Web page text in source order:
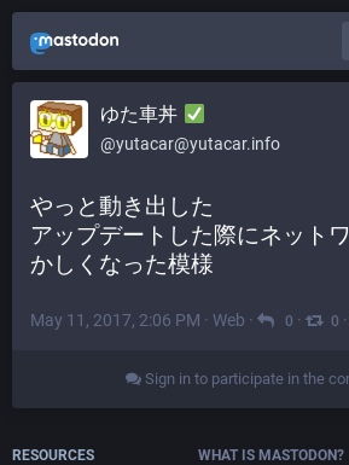
ゆた車丼
@yutacar@yutacar.info
やっと動き出した
アップデートした際にネット
かしくなった模様
May 11, 2017, 2:06 PM · Web · 0 · 0 ·
Sign in to participate in the
RESOURCES
WHAT IS MASTODON?